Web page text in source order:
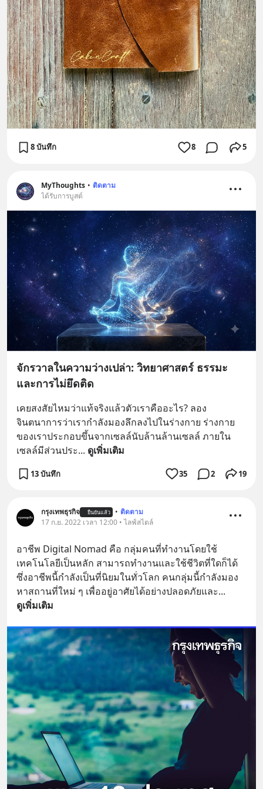
8 บันทึก 8 5
MyThoughts • ติดตาม
ได้รับการบูสต์
จักรวาลในความว่างเปล่า: วิทยาศาสตร์ ธรรมะ
และการไม่ยึดติด
เคยสงสัยไหมว่าแท้จริงแล้วตัวเราคืออะไร? ลอง
จินตนาการว่าเรากำลังมองลึกลงไปในร่างกาย ร่างกาย
ของเราประกอบขึ้นจากเซลล์นับล้านล้านเซลล์ ภายใน
เซลล์มีส่วนประ... ดูเพิ่มเติม
13 บันทึก 35 2 19
กรุงเทพธุรกิจ ยืนยันแล้ว • ติดตาม
17 ก.ย. 2022 เวลา 12:00 • ไลฟ์สไตล์
อาชีพ Digital Nomad คือ กลุ่มคนที่ทำงานโดยใช้
เทคโนโลยีเป็นหลัก สามารถทำงานและใช้ชีวิตที่ใดก็ได้
ซึ่งอาชีพนี้กำลังเป็นที่นิยมในทั่วโลก คนกลุ่มนี้กำลังมอง
หาสถานที่ใหม่ ๆ เพื่ออยู่อาศัยได้อย่างปลอดภัยและ...
ดูเพิ่มเติม